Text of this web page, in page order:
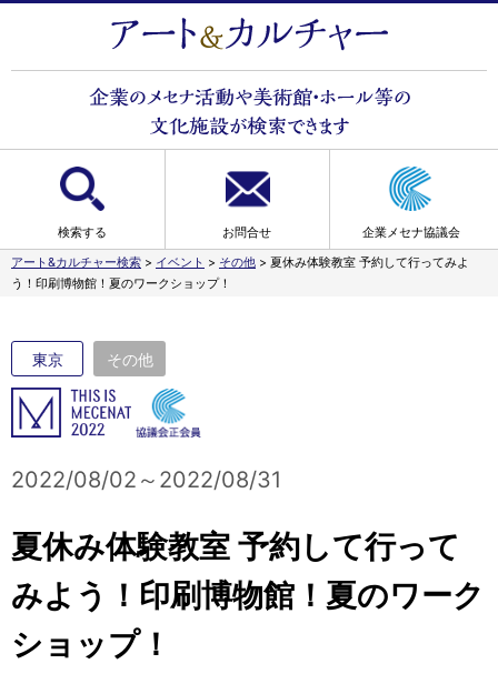
検索する お問合せ
企業メセナ協議会
アート&カルチャー検索 > イベント > その他 > 夏休み体験教室 予約して行ってみよ
う！印刷博物館！夏のワークショップ！
東京 その他
2022/08/02～2022/08/31
夏休み体験教室 予約して行って
みよう！印刷博物館！夏のワーク
ショップ！